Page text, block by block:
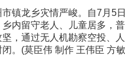
龙乡灾情严峻。自7月5日
内留守老人、儿童居多，
通过无人机勘察空投、人
。(莫臣伟 制作 王伟臣 方